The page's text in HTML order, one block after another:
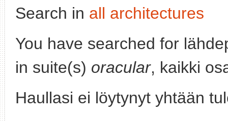
Search in all architectures
You have searched for
in suite(s) oracular, kaikki
Haullasi ei löytynyt yhtään